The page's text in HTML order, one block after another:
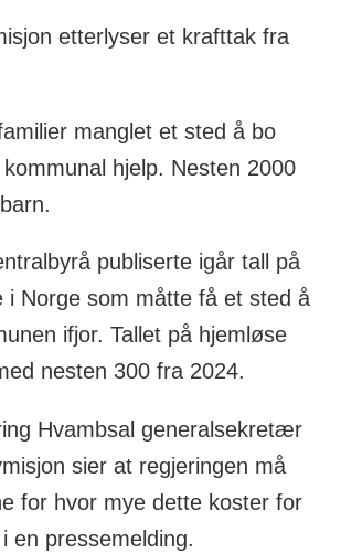
etterlyser et krafttak fra
manglet et sted å bo
hjelp. Nesten 2000
publiserte igår tall på
i Norge som måtte få et sted å
ifjor. Tallet på hjemløse
nesten 300 fra 2024.
Hvambsal generalsekretær
sier at regjeringen må
for hvor mye dette koster for
en pressemelding.